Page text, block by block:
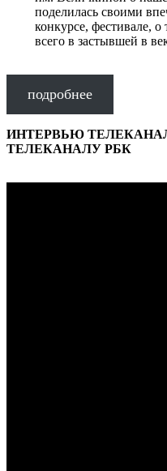
поделилась своими
конкурсе, фестивале,
всего в застывшей в
подробнее
ИНТЕРВЬЮ
ТЕЛЕКАНАЛУ РБК